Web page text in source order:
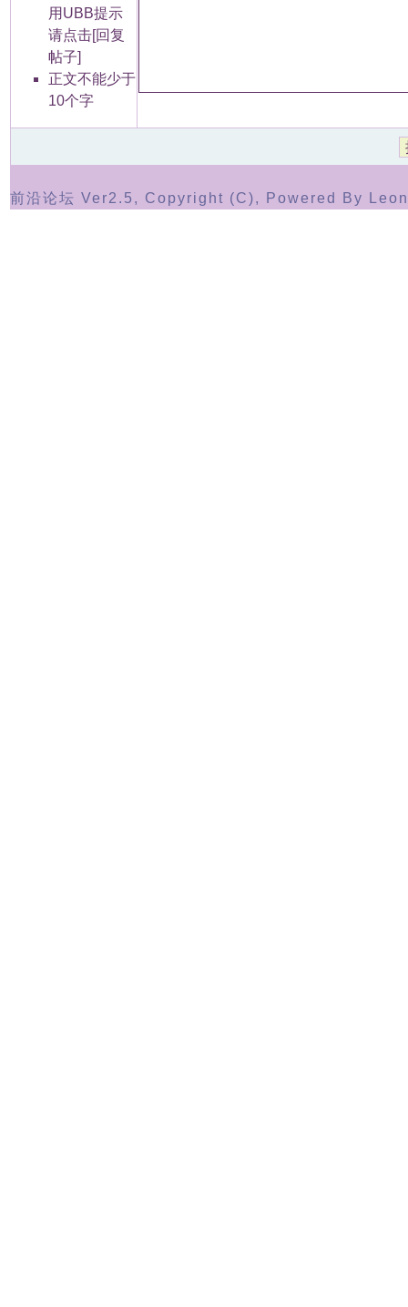
用UBB提示
请点击[回复
帖子]
正文不能少于
10个字
前沿论坛 Ver2.5, Copyright (C), Powered By